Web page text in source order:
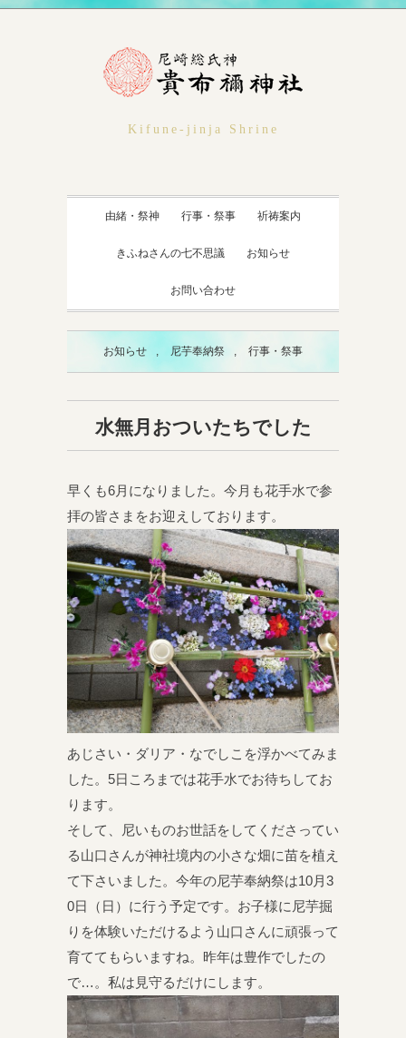
Kifune-jinja Shrine
由緒・祭神 行事・祭事 祈祷案内
きふねさんの七不思議 お知らせ
お問い合わせ
お知らせ , 尼芋奉納祭 , 行事・祭事
水無月おついたちでした
早くも6月になりました。今月も花手水で参
拝の皆さまをお迎えしております。
あじさい・ダリア・なでしこを浮かべてみま
した。5日ころまでは花手水でお待ちしてお
ります。
そして、尼いものお世話をしてくださってい
る山口さんが神社境内の小さな畑に苗を植え
て下さいました。今年の尼芋奉納祭は10月3
0日（日）に行う予定です。お子様に尼芋掘
りを体験いただけるよう山口さんに頑張って
育ててもらいますね。昨年は豊作でしたの
で…。私は見守るだけにします。